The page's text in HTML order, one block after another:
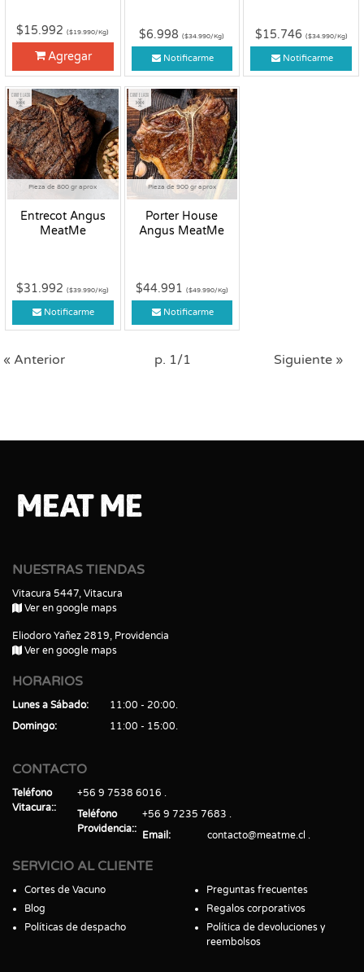
$15.992($19.990/Kg)
Agregar
$6.998($34.990/Kg)
Notificarme
$15.746 ($34.990/Kg)
Notificarme
Pieza de 800 gr aprox
Entrecot Angus
MeatMe
Congelado
$31.992($39.990/Kg)
Notificarme
Pieza de 900 gr aprox
Porter House
Angus MeatMe
Congelado
$44.991 ($49.990/Kg)
Notificarme
« Anterior p. 1/1 Siguiente »
NUESTRAS TIENDAS
Vitacura 5447, Vitacura
Ver en google maps
Eliodoro Yañez 2819, Providencia
Ver en google maps
HORARIOS
Lunes a Sábado
11:00 - 20:00
Domingo
11:00 - 15:00
CONTACTO
Teléfono
Vitacura:
+56 9 7538 6016
Teléfono
Providencia:
+56 9 7235 7683
Email
contacto@meatme.cl
SERVICIO AL CLIENTE
Cortes de Vacuno
Blog
Políticas de despacho
Preguntas frecuentes
Regalos corporativos
Política de devoluciones y
reembolsos